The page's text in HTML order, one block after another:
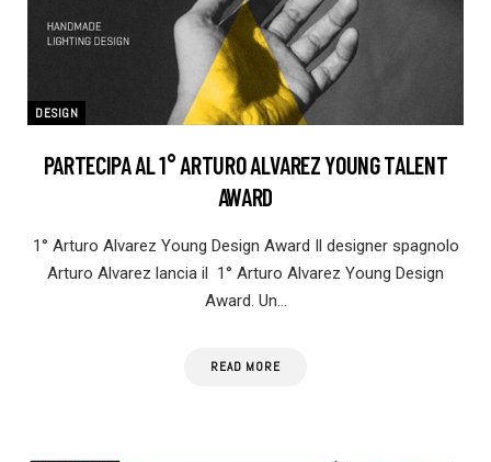
DESIGN
PARTECIPA AL 1° ARTURO ALVAREZ YOUNG TALENT
AWARD
1° Arturo Alvarez Young Design Award Il designer spagnolo
Arturo Alvarez lancia il 1° Arturo Alvarez Young Design
Award. Un…
READ MORE